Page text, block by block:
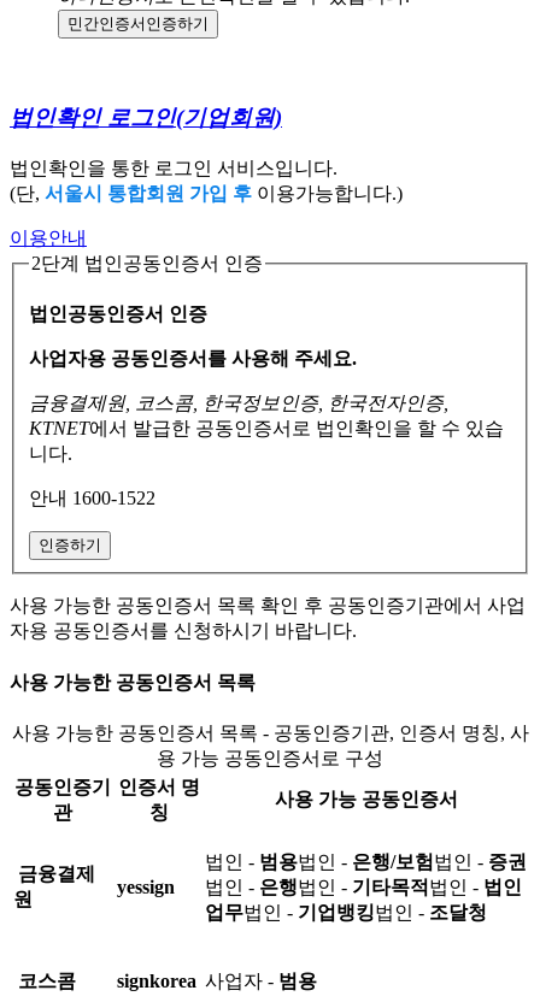
민간인증서 인증하기
법인확인 로그인(기업회원)
법인확인을 통한 로그인 서비스입니다.
(단, 서울시 통합회원 가입 후 이용가능합니다.)
이용안내
2단계 법인공동인증서 인증
법인공동인증서 인증
사업자용 공동인증서를 사용해 주세요.
금융결제원, 코스콤, 한국정보인증, 한국전자인증,
KTNET에서 발급한 공동인증서로 법인확인을 할 수 있습
니다.
안내 1600-1522
인증하기
사용 가능한 공동인증서 목록 확인 후 공동인증기관에서 사업
자용 공동인증서를 신청하시기 바랍니다.
사용 가능한 공동인증서 목록
사용 가능한 공동인증서 목록 - 공동인증기관, 인증서 명칭, 사
용 가능 공동인증서로 구성
공동인증기
관
인증서 명
칭
사용 가능 공동인증서
금융결제
원
yessign
법인 - 범용법인 - 은행/보험 법인 - 증권
법인 - 은행법인 - 기타목적 법인 - 법인
업무법인 - 기업뱅킹법인 - 조달청
코스콤 signkorea 사업자 - 범용